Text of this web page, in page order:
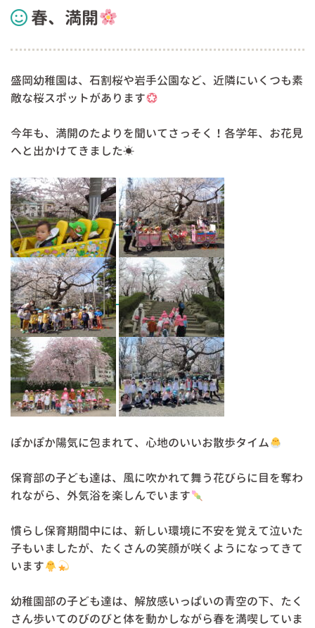
春、満開
盛岡幼稚園は、石割桜や岩手公園など、近隣にいくつも素
敵な桜スポットがあります
今年も、満開のたよりを聞いてさっそく！各学年、お花見
へと出かけてきました☀
ぽかぽか陽気に包まれて、心地のいいお散歩タイム
保育部の子ども達は、風に吹かれて舞う花びらに目を奪わ
れながら、外気浴を楽しんでいます
慣らし保育期間中には、新しい環境に不安を覚えて泣いた
子もいましたが、たくさんの笑顔が咲くようになってきて
います
幼稚園部の子ども達は、解放感いっぱいの青空の下、たく
さん歩いてのびのびと体を動かしながら春を満喫していま